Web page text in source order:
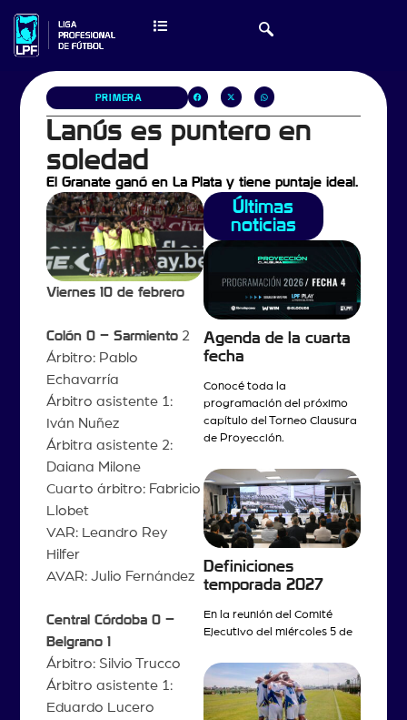
PRIMERA
Lanús es puntero en
soledad
El Granate ganó en La Plata y tiene puntaje ideal.
Viernes 10 de febrero
Colón 0 – Sarmiento2
Árbitro: Pablo
Echavarría
Árbitro asistente 1:
Iván Nuñez
Árbitra asistente 2:
Daiana Milone
Cuarto árbitro: Fabricio
Llobet
VAR: Leandro Rey
Hilfer
AVAR: Julio Fernández
Central Córdoba 0 –
Belgrano 1
Árbitro: Silvio Trucco
Árbitro asistente 1:
Eduardo Lucero
Últimas
noticias
Agenda de la cuarta
fecha
Conocé toda la
programación del próximo
capítulo del Torneo Clausura
de Proyección.
Definiciones
temporada 2027
En la reunión del Comité
Ejecutivo del miércoles 5 de